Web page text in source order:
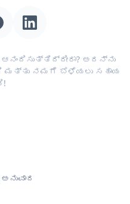
ಅದನ್ನು
ಮತ್ತು ನಮಗೆ ಬೆಳೆಯಲು ಸಹಾಯ